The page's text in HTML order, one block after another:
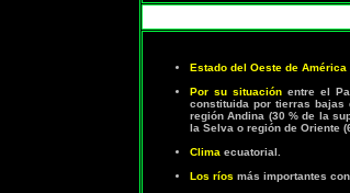
Estado del Oeste de América
Por su situación entre el
constituida por tierras bajas
región Andina (30 % de la
la Selva o región de Oriente
Clima ecuatorial.
Los ríos más importantes